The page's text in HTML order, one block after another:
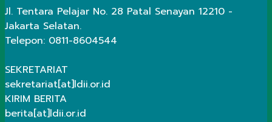
Jl. Tentara Pelajar No. 28 Patal Senayan 12210 -
Jakarta Selatan.
Telepon: 0811-8604544
SEKRETARIAT
sekretariat[at]ldii.or.id
KIRIM BERITA
berita[at]ldii.or.id